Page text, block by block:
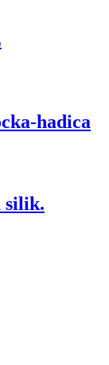
hadica
silik.